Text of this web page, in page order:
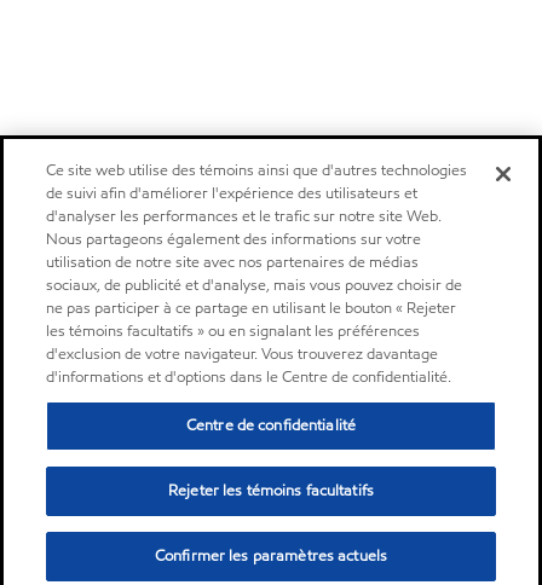
Ce site web utilise des témoins ainsi que d'autres technologies
de suivi afin d'améliorer l'expérience des utilisateurs et
d'analyser les performances et le trafic sur notre site Web.
Nous partageons également des informations sur votre
utilisation de notre site avec nos partenaires de médias
sociaux, de publicité et d'analyse, mais vous pouvez choisir de
ne pas participer à ce partage en utilisant le bouton « Rejeter
les témoins facultatifs » ou en signalant les préférences
d'exclusion de votre navigateur. Vous trouverez davantage
d'informations et d'options dans le Centre de confidentialité.
Centre de confidentialité
Rejeter les témoins facultatifs
Confirmer les paramètres actuels